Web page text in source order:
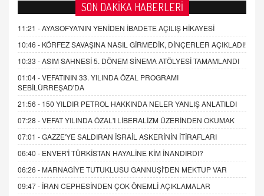
SON DAKİKA HABERLERİ
11:21 -AYASOFYA'NIN YENİDEN İBADETE AÇILIŞ HİKAYESİ
10:46 - KÖRFEZ SAVAŞINA NASIL GİRMEDİK, DİNÇERLER AÇIKLADI!
10:33 -ASIM SAHNESİ 5. DÖNEM SİNEMA ATÖLYESİ TAMAMLANDI
01:04 -VEFATININ 33. YILINDA ÖZAL PROGRAMI
SEBİLÜRREŞAD'DA
21:56 - 150 YILDIR PETROL HAKKINDA NELER YANLIŞ ANLATILDI
07:28 -VEFAT YILINDA ÖZAL'I LİBERALİZM ÜZERİNDEN OKUMAK
07:01 -GAZZE'YE SALDIRAN İSRAİL ASKERİNİN İTİRAFLARI
06:40 - ENVER'İ TÜRKİSTAN HAYALİNE KİM İNANDIRDI?
06:26 - MARNAGİYE TUTUKLUSU GANNUŞİ'DEN MEKTUP VAR
09:47 - İRAN CEPHESİNDEN ÇOK ÖNEMLİ AÇIKLAMALAR